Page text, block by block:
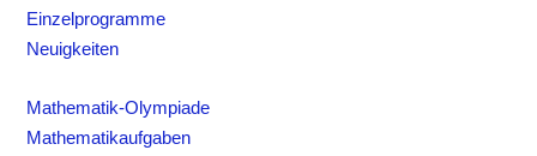
Einzelprogramme
Neuigkeiten
Mathematik-Olympiade
Mathematikaufgaben